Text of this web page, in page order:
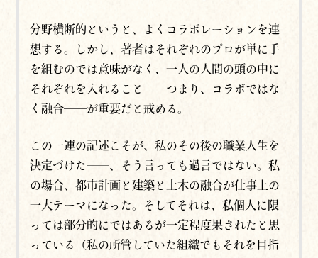
分野横断的というと、よくコラボレーションを連
想する。しかし、著者はそれぞれのプロが単に手
を組むのでは意味がなく、一人の人間の頭の中に
それぞれを入れること──つまり、コラボではな
く融合──が重要だと戒める。
この一連の記述こそが、私のその後の職業人生を
決定づけた――、そう言っても過言ではない。私
の場合、都市計画と建築と土木の融合が仕事上の
一大テーマになった。そしてそれは、私個人に限
っては部分的にではあるが一定程度果されたと思
っている（私の所管していた組織でもそれを目指